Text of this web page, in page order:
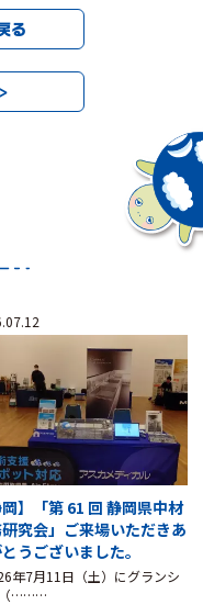
る
岡】「第 61 回 静岡県中材
究会」ご来場いただきあ
うございました。
年7月11日（土）にグランシ
（………